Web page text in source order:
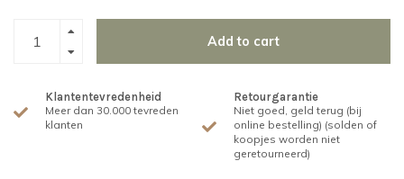
Add to cart
Klantentevredenheid
Meer dan 30.000 tevreden
klanten
Retourgarantie
Niet goed, geld terug (bij
online bestelling) (solden of
koopjes worden niet
geretourneerd)